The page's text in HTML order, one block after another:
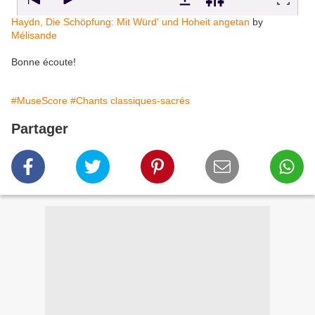
Haydn, Die Schöpfung: Mit Würd' und Hoheit angetan by
Mélisande
Bonne écoute!
#MuseScore #Chants classiques-sacrés
Partager